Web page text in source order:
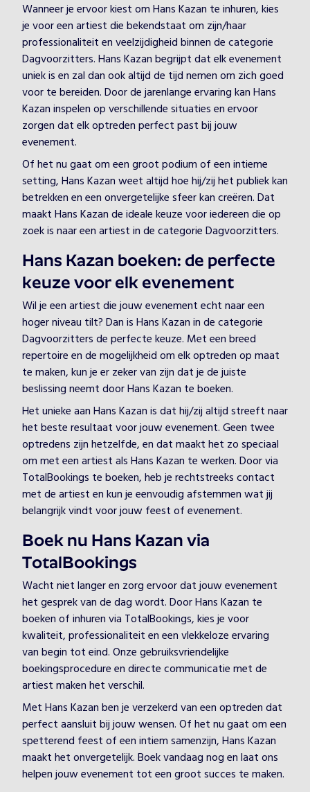
Wanneer je ervoor kiest om Hans Kazan te inhuren, kies
je voor een artiest die bekendstaat om zijn/haar
professionaliteit en veelzijdigheid binnen de categorie
Dagvoorzitters. Hans Kazan begrijpt dat elk evenement
uniek is en zal dan ook altijd de tijd nemen om zich goed
voor te bereiden. Door de jarenlange ervaring kan Hans
Kazan inspelen op verschillende situaties en ervoor
zorgen dat elk optreden perfect past bij jouw
evenement.
Of het nu gaat om een groot podium of een intieme
setting, Hans Kazan weet altijd hoe hij/zij het publiek kan
betrekken en een onvergetelijke sfeer kan creëren. Dat
maakt Hans Kazan de ideale keuze voor iedereen die op
zoek is naar een artiest in de categorie Dagvoorzitters.
Hans Kazan boeken: de perfecte
keuze voor elk evenement
Wil je een artiest die jouw evenement echt naar een
hoger niveau tilt? Dan is Hans Kazan in de categorie
Dagvoorzitters de perfecte keuze. Met een breed
repertoire en de mogelijkheid om elk optreden op maat
te maken, kun je er zeker van zijn dat je de juiste
beslissing neemt door Hans Kazan te boeken.
Het unieke aan Hans Kazan is dat hij/zij altijd streeft naar
het beste resultaat voor jouw evenement. Geen twee
optredens zijn hetzelfde, en dat maakt het zo speciaal
om met een artiest als Hans Kazan te werken. Door via
TotalBookings te boeken, heb je rechtstreeks contact
met de artiest en kun je eenvoudig afstemmen wat jij
belangrijk vindt voor jouw feest of evenement.
Boek nu Hans Kazan via
TotalBookings
Wacht niet langer en zorg ervoor dat jouw evenement
het gesprek van de dag wordt. Door Hans Kazan te
boeken of inhuren via TotalBookings, kies je voor
kwaliteit, professionaliteit en een vlekkeloze ervaring
van begin tot eind. Onze gebruiksvriendelijke
boekingsprocedure en directe communicatie met de
artiest maken het verschil.
Met Hans Kazan ben je verzekerd van een optreden dat
perfect aansluit bij jouw wensen. Of het nu gaat om een
spetterend feest of een intiem samenzijn, Hans Kazan
maakt het onvergetelijk. Boek vandaag nog en laat ons
helpen jouw evenement tot een groot succes te maken.